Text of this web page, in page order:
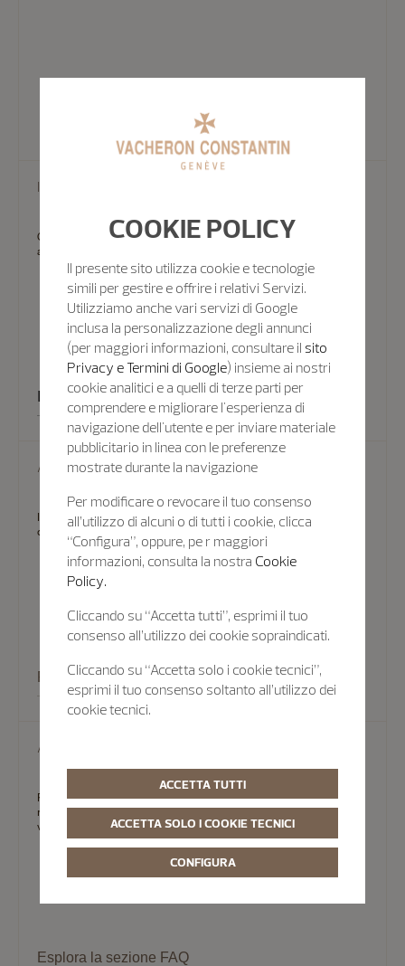
Inviaci un'e-mail
Gli esperti del team Vacheron Constantin possono anche rispondere
alle tue domande tramite e-mail.
Inviaci un'e-mail
Appuntamento
In alcuni casi, non c'è sostituto per una visita di persona. Gli esperti
delle nostre Boutique possono fornire assistenza.
Prenota un appuntamento
Aiuto
Per aiutarti a trovare rapidamente le risposte, Vacheron Constantin
mantiene aggiornate le FAQ che forniscono informazioni su una
vasta gamma di argomenti.
Esplora la sezione FAQ
COOKIE POLICY
Il presente sito utilizza cookie e tecnologie
simili per gestire e offrire i relativi Servizi.
Utilizziamo anche vari servizi di Google
inclusa la personalizzazione degli annunci
(per maggiori informazioni, consultare il sito
Privacy e Termini di Google) insieme ai nostri
cookie analitici e a quelli di terze parti per
comprendere e migliorare l'esperienza di
navigazione dell'utente e per inviare materiale
pubblicitario in linea con le preferenze
mostrate durante la navigazione
Per modificare o revocare il tuo consenso
all’utilizzo di alcuni o di tutti i cookie, clicca
“Configura”, oppure, pe r maggiori
informazioni, consulta la nostra Cookie
Policy.
Cliccando su “Accetta tutti”, esprimi il tuo
consenso all’utilizzo dei cookie sopraindicati.
Cliccando su “Accetta solo i cookie tecnici”,
esprimi il tuo consenso soltanto all’utilizzo dei
cookie tecnici.
ACCETTA TUTTI
ACCETTA SOLO I COOKIE TECNICI
CONFIGURA